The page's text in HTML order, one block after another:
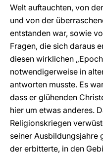
Welt auftauchten, von
und von der
entstanden war, sowie
Fragen, die sich daraus
diesen wirklichen
notwendigerweise in
antworten musste. Es
dass er glühenden
hier um etwas anderes.
Religionskriegen
seiner Ausbildungsjahre
der erbitterte, in den